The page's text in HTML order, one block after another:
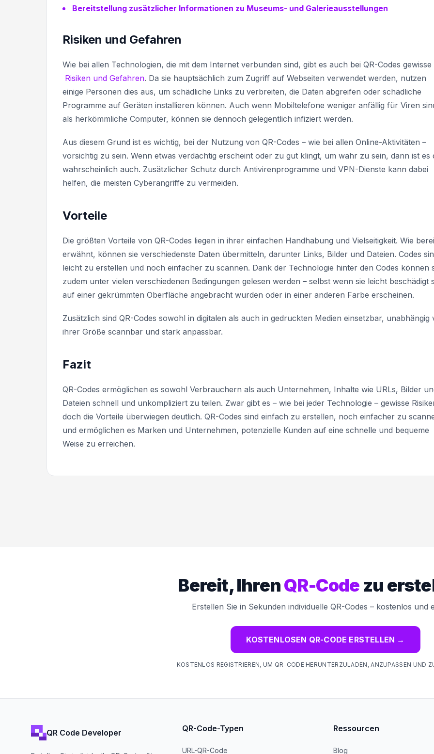
Bereitstellung zusätzlicher Informationen zu Museums- und Galerieausstellungen
Risiken und Gefahren
Wie bei allen Technologien, die mit dem Internet verbunden sind, gibt es auch bei QR-Codes gewisse
Risiken und Gefahren. Da sie hauptsächlich zum Zugriff auf Webseiten verwendet werden, nutzen
einige Personen dies aus, um schädliche Links zu verbreiten, die Daten abgreifen oder schädliche
Programme auf Geräten installieren können. Auch wenn Mobiltelefone weniger anfällig für Viren
als herkömmliche Computer, können sie dennoch gelegentlich infiziert werden.
Aus diesem Grund ist es wichtig, bei der Nutzung von QR-Codes – wie bei allen Online-Aktivitäten –
vorsichtig zu sein. Wenn etwas verdächtig erscheint oder zu gut klingt, um wahr zu sein, dann ist es
wahrscheinlich auch. Zusätzlicher Schutz durch Antivirenprogramme und VPN-Dienste kann dabei
helfen, die meisten Cyberangriffe zu vermeiden.
Vorteile
Die größten Vorteile von QR-Codes liegen in ihrer einfachen Handhabung und Vielseitigkeit. Wie
erwähnt, können sie verschiedenste Daten übermitteln, darunter Links, Bilder und Dateien. Codes
leicht zu erstellen und noch einfacher zu scannen. Dank der Technologie hinter den Codes können
zudem unter vielen verschiedenen Bedingungen gelesen werden – selbst wenn sie leicht beschädigt
auf einer gekrümmten Oberfläche angebracht wurden oder in einer anderen Farbe erscheinen.
Zusätzlich sind QR-Codes sowohl in digitalen als auch in gedruckten Medien einsetzbar, unabhängig
ihrer Größe scannbar und stark anpassbar.
Fazit
QR-Codes ermöglichen es sowohl Verbrauchern als auch Unternehmen, Inhalte wie URLs, Bilder
Dateien schnell und unkompliziert zu teilen. Zwar gibt es – wie bei jeder Technologie – gewisse
doch die Vorteile überwiegen deutlich. QR-Codes sind einfach zu erstellen, noch einfacher zu
und ermöglichen es Marken und Unternehmen, potenzielle Kunden auf eine schnelle und bequeme
Weise zu erreichen.
Bereit, IhrenQR-Code zu
Erstellen Sie in Sekunden individuelle QR-Codes – kostenlos und
KOSTENLOSEN QR-CODE ERSTELLEN →
KOSTENLOS REGISTRIEREN, UM QR-CODE HERUNTERZULADEN, ANZUPASSEN UND
QR Code Developer QR-Code-Typen
URL-QR-Code
Ressourcen
Blog